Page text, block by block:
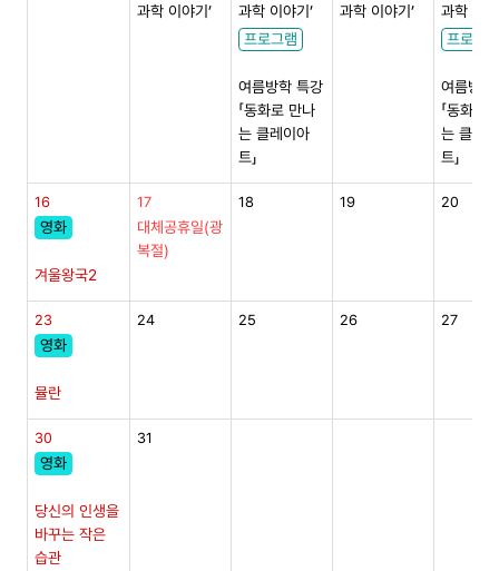
과학 이야기’
과학 이야기’
프로그램
여름방학 특강
「동화로 만나
는 클레이아
트」
과학 이야기’
과학 이야
프로그램
여름방학
「동화로
는 클레
트」
16
영화
겨울왕국2
17
대체공휴일(광
복절)
18 19 20
23
영화
뮬란
24 25 26 27
30
영화
당신의 인생을
바꾸는 작은
습관
31